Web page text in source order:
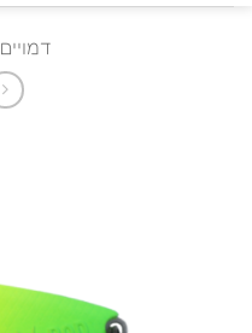
דמויים